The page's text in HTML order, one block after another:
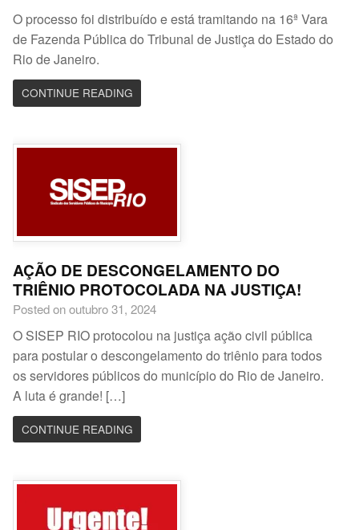
O processo foi distribuído e está tramitando na 16ª Vara
de Fazenda Pública do Tribunal de Justiça do Estado do
Rio de Janeiro.
CONTINUE READING
AÇÃO DE DESCONGELAMENTO DO
TRIÊNIO PROTOCOLADA NA JUSTIÇA!
Posted on outubro 31, 2024
O SISEP RIO protocolou na justiça ação civil pública
para postular o descongelamento do triênio para todos
os servidores públicos do município do Rio de Janeiro.
A luta é grande! […]
CONTINUE READING